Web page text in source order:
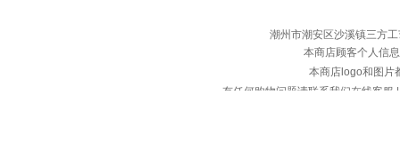
潮州市潮安区沙溪镇三方
本商店顾客个人信
本商店logo和图片
有任何购物问题请联系我们在线客